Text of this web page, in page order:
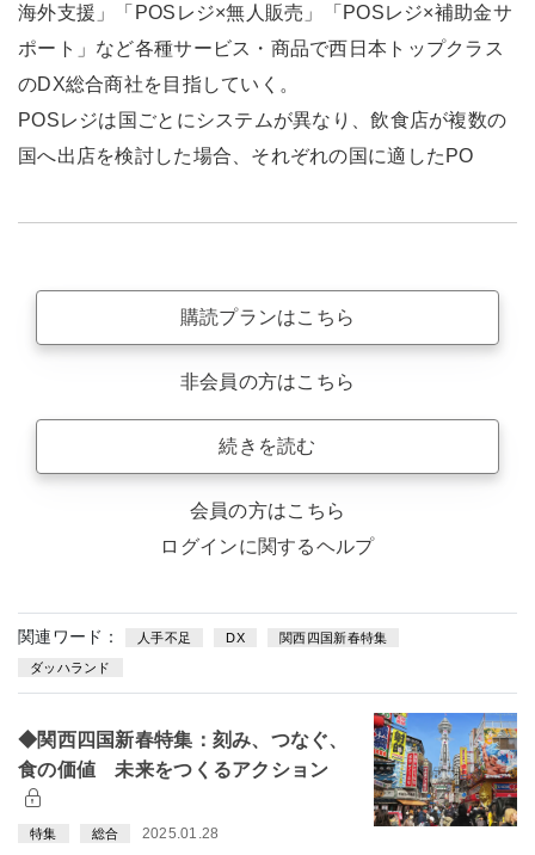
海外支援」「POSレジ×無人販売」「POSレジ×補助金サ
ポート」など各種サービス・商品で西日本トップクラス
のDX総合商社を目指していく。
POSレジは国ごとにシステムが異なり、飲食店が複数の
国へ出店を検討した場合、それぞれの国に適したPO
購読プランはこちら
非会員の方はこちら
続きを読む
会員の方はこちら
ログインに関するヘルプ
関連ワード： 人手不足 DX 関西四国新春特集
ダッハランド
◆関西四国新春特集：刻み、つなぐ、
食の価値 未来をつくるアクション
特集 総合 2025.01.28